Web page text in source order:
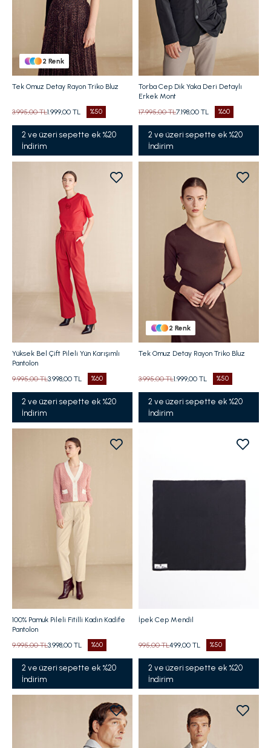
2 Renk
Tek Omuz Detay Rayon Triko Bluz
3.995,00 TL1.999,00 TL %50
2 ve üzeri sepette ek %20
İndirim
Torba Cep Dik Yaka Deri Detaylı
Erkek Mont
17.995,00 TL7.198,00 TL %60
2 ve üzeri sepette ek %20
İndirim
Yüksek Bel Çift Pileli Yün Karışımlı
Pantolon
9.995,00 TL3.998,00 TL %60
2 ve üzeri sepette ek %20
İndirim
2 Renk
Tek Omuz Detay Rayon Triko Bluz
3.995,00 TL1.999,00 TL %50
2 ve üzeri sepette ek %20
İndirim
100% Pamuk Pileli Fitilli Kadın Kadife
Pantolon
9.995,00 TL3.998,00 TL %60
2 ve üzeri sepette ek %20
İndirim
İpek Cep Mendil
995,00 TL499,00 TL %50
2 ve üzeri sepette ek %20
İndirim